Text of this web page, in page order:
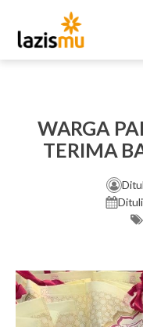
WARGA
TERIMA